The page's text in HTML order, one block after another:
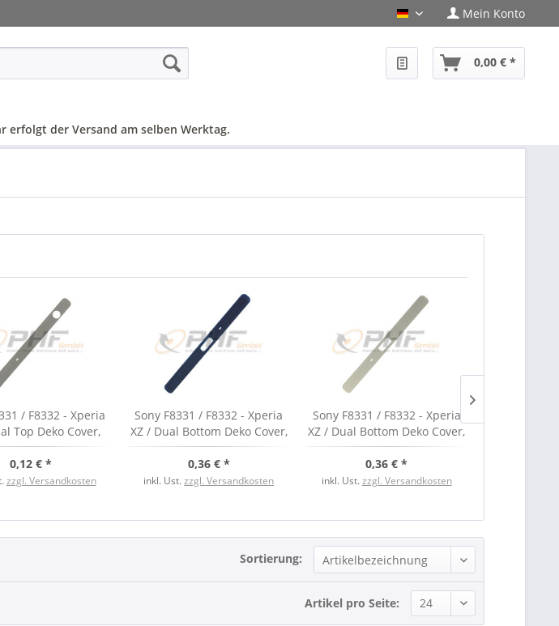
PHF-Shop Deutsch
Mein Konto
0,00 € *
erfolgt der Versand am selben Werktag.
/ F8332 - Xperia
Top Deko Cover,
silver, neu
0,12 € *
zzgl. Versandkosten
Sony F8331 / F8332 - Xperia
XZ / Dual Bottom Deko Cover,
blue, neu
0,36 € *
inkl. Ust.zzgl. Versandkosten
Sony F8331 / F8332 - Xperia
XZ / Dual Bottom Deko Cover,
silver, neu
0,36 € *
inkl. Ust.zzgl. Versandkosten
Sortierung:
Artikel pro Seite: